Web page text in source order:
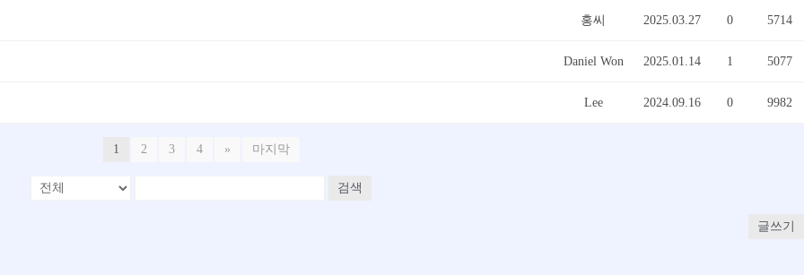
홍씨 2025.03.27 0 5714
Daniel Won 2025.01.14 1 5077
Lee 2024.09.16 0 9982
1 2 3 4 » 마지막
검색
글쓰기